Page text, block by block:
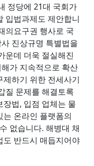
정당에 21대 국회가
입법과제도 제안합니
의요구권 행사로 국
진상규명 특별법을
운데 더욱 절실해진
가 지속적으로 확산
하기 위한 전세사기
질 문제를 해결토록
법, 입점 업체는 물
온라인 플랫폼의
없습니다. 해병대 채
반드시 매듭지어야